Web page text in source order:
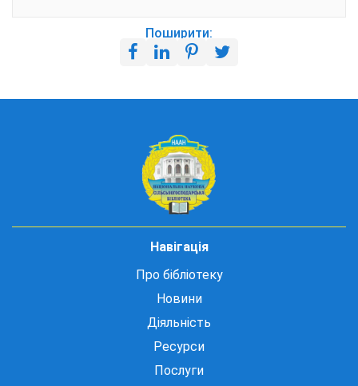
Поширити:
Навігація
Про бібліотеку
Новини
Діяльність
Ресурси
Послуги